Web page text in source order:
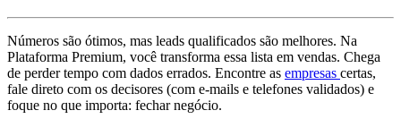
Números são ótimos, mas leads qualificados são melhores. Na
Plataforma Premium, você transforma essa lista em vendas. Chega
de perder tempo com dados errados. Encontre as empresas certas,
fale direto com os decisores (com e-mails e telefones validados) e
foque no que importa: fechar negócio.